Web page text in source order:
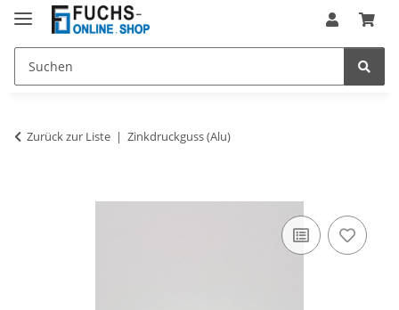
Zurück zur Liste Zinkdruckguss (Alu)